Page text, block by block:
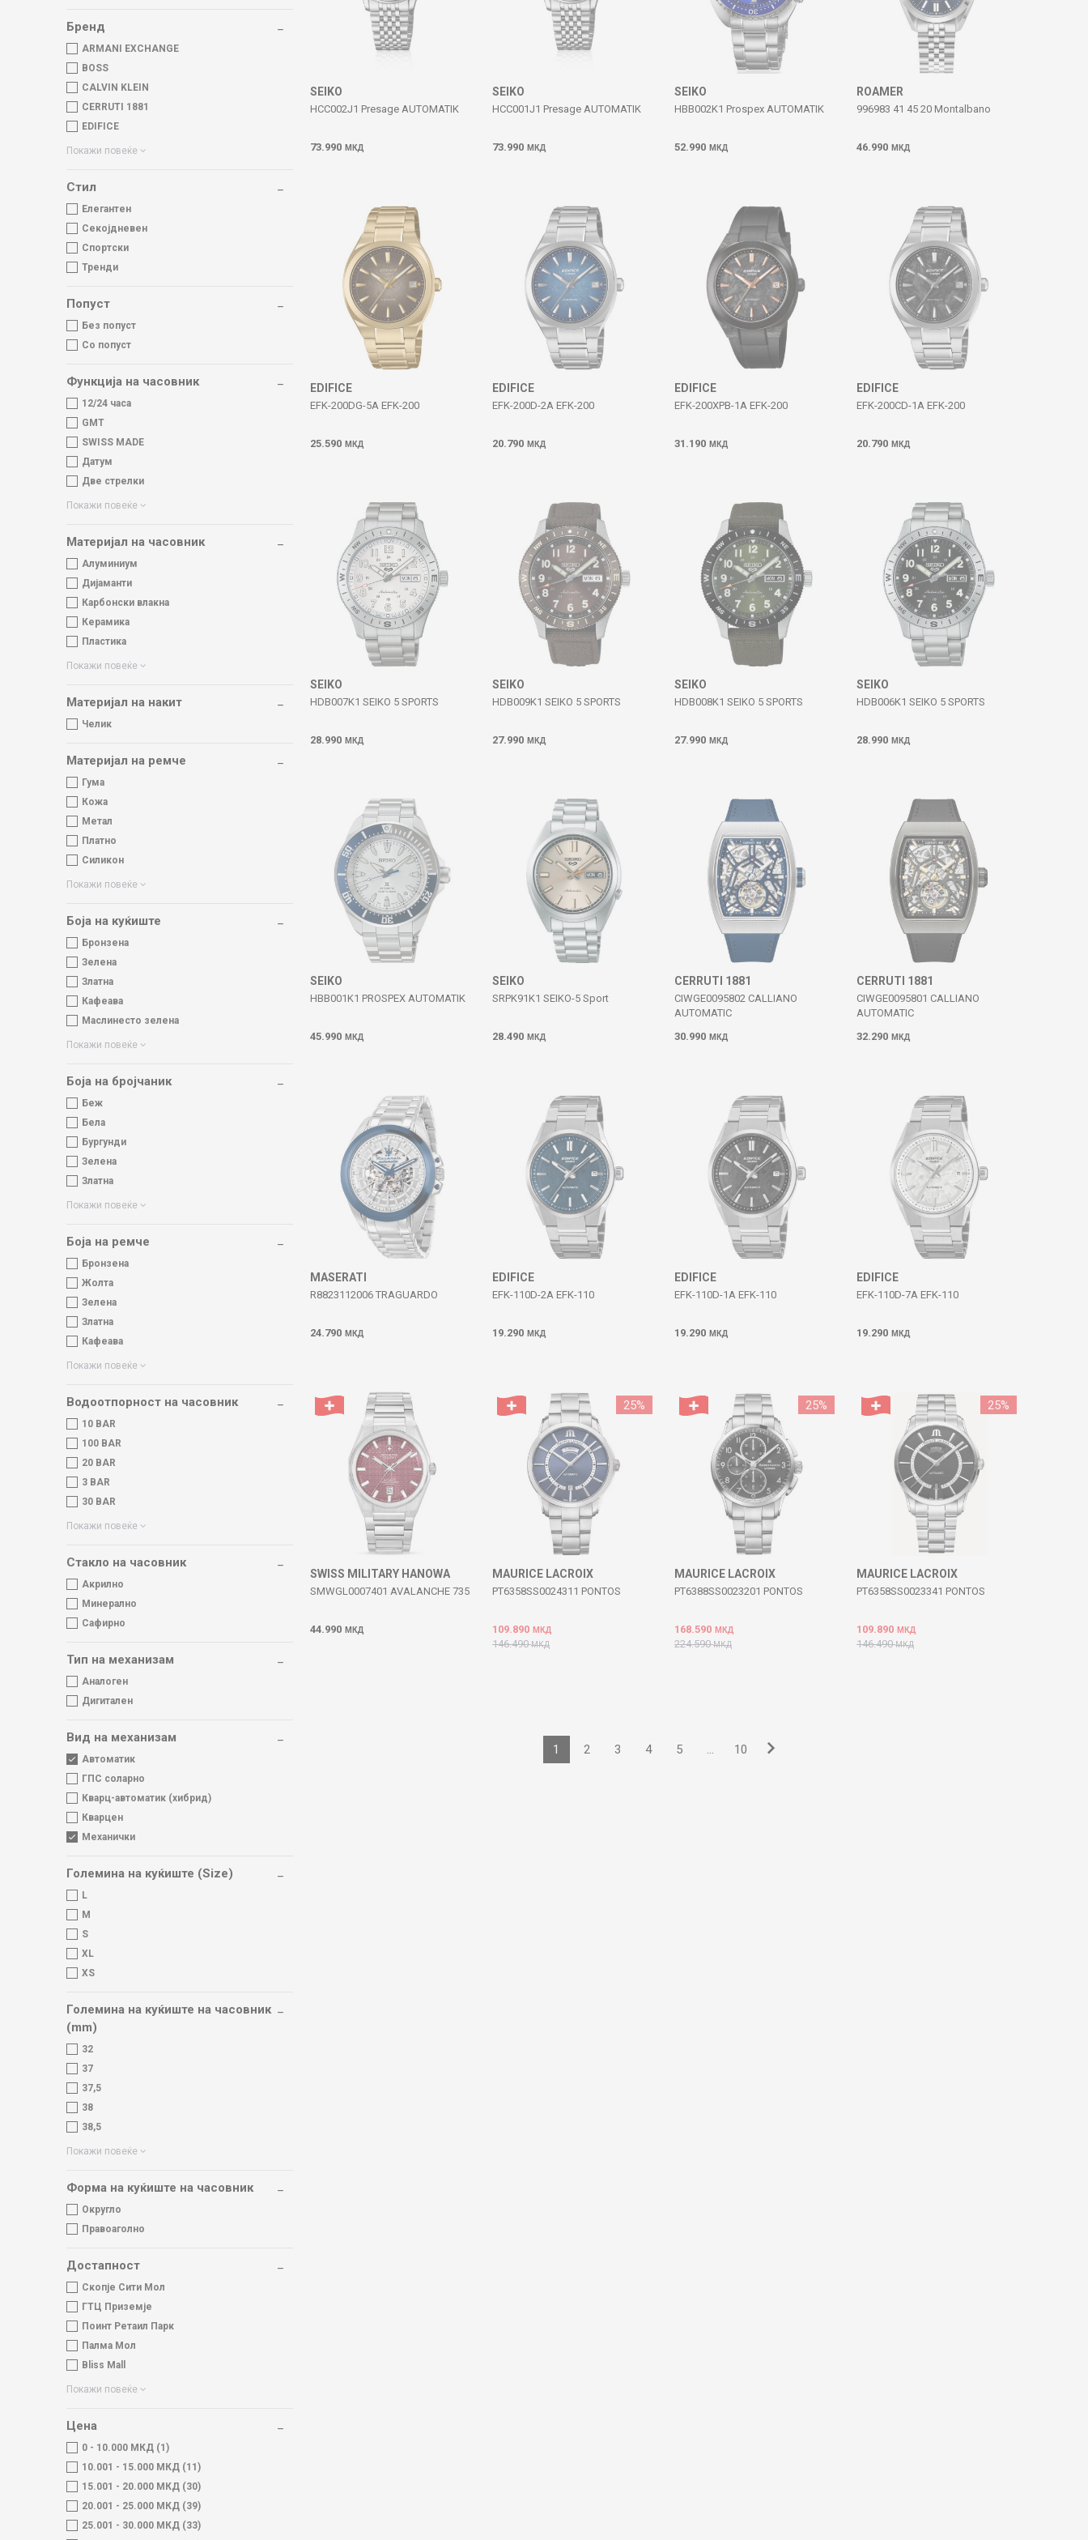
Бренд
ARMANI EXCHANGE
BOSS
CALVIN KLEIN
CERRUTI 1881
EDIFICE
Покажи повеќе
Стил
Елегантен
Секојдневен
Спортски
Тренди
Попуст
Без попуст
Со попуст
Функција на часовник
12/24 часа
GMT
SWISS MADE
Датум
Две стрелки
Покажи повеќе
Материјал на часовник
Алуминиум
Дијаманти
Карбонски влакна
Керамика
Пластика
Покажи повеќе
Материјал на накит
Челик
Материјал на ремче
Гума
Кожа
Метал
Платно
Силикон
Покажи повеќе
Боја на куќиште
Бронзена
Зелена
Златна
Кафеава
Маслинесто зелена
Покажи повеќе
Боја на бројчаник
Беж
Бела
Бургунди
Зелена
Златна
Покажи повеќе
Боја на ремче
Бронзена
Жолта
Зелена
Златна
Кафеава
Покажи повеќе
Водоотпорност на часовник
10 BAR
100 BAR
20 BAR
3 BAR
30 BAR
Покажи повеќе
Стакло на часовник
Акрилно
Минерално
Сафирно
Тип на механизам
Аналоген
Дигитален
Вид на механизам
Автоматик
ГПС соларно
Кварц-автоматик (хибрид)
Кварцен
Механички
Големина на куќиште (Size)
L
M
S
XL
XS
Големина на куќиште на часовник
(mm)
32
37
37,5
38
38,5
Покажи повеќе
Форма на куќиште на часовник
Округло
Правоаголно
Достапност
Скопје Сити Мол
ГТЦ Приземје
Поинт Ретаил Парк
Палма Мол
Bliss Mall
Покажи повеќе
Цена
0 - 10.000 МКД (1)
10.001 - 15.000 МКД (11)
15.001 - 20.000 МКД (30)
20.001 - 25.000 МКД (39)
25.001 - 30.000 МКД (33)
SEIKO
HCC002J1 Presage AUTOMATIK
73.990 МКД
SEIKO
HCC001J1 Presage AUTOMATIK
73.990 МКД
SEIKO
HBB002K1 Prospex AUTOMATIK
52.990 МКД
ROAMER
996983 41 45 20 Montalbano
46.990 МКД
EDIFICE
EFK-200DG-5A EFK-200
25.590 МКД
EDIFICE
EFK-200D-2A EFK-200
20.790 МКД
EDIFICE
EFK-200XPB-1A EFK-200
31.190 МКД
EDIFICE
EFK-200CD-1A EFK-200
20.790 МКД
SEIKO
HDB007K1 SEIKO 5 SPORTS
28.990 МКД
SEIKO
HDB009K1 SEIKO 5 SPORTS
27.990 МКД
SEIKO
HDB008K1 SEIKO 5 SPORTS
27.990 МКД
SEIKO
HDB006K1 SEIKO 5 SPORTS
28.990 МКД
SEIKO
HBB001K1 PROSPEX AUTOMATIK
45.990 МКД
SEIKO
SRPK91K1 SEIKO-5 Sport
28.490 МКД
CERRUTI 1881
CIWGE0095802 CALLIANO
AUTOMATIC
30.990 МКД
CERRUTI 1881
CIWGE0095801 CALLIANO
AUTOMATIC
32.290 МКД
MASERATI
R8823112006 TRAGUARDO
24.790 МКД
EDIFICE
EFK-110D-2A EFK-110
19.290 МКД
EDIFICE
EFK-110D-1A EFK-110
19.290 МКД
EDIFICE
EFK-110D-7A EFK-110
19.290 МКД
SWISS MILITARY HANOWA
SMWGL0007401 AVALANCHE 735
44.990 МКД
25%
MAURICE LACROIX
PT6358SS0024311 PONTOS
109.890 МКД
146.490МКД
25%
MAURICE LACROIX
PT6388SS0023201 PONTOS
168.590 МКД
224.590МКД
25%
MAURICE LACROIX
PT6358SS0023341 PONTOS
109.890 МКД
146.490МКД
1 2 3 4 5 ... 10